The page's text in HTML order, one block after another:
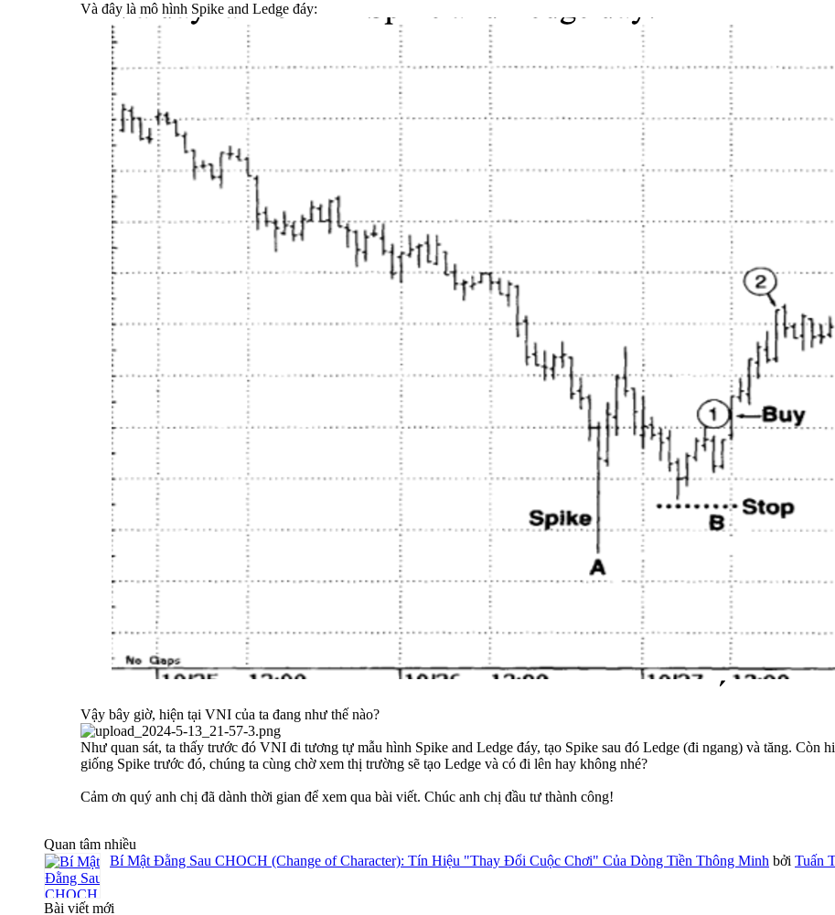
Và đây là mô hình Spike and Ledge đáy:
Vậy bây giờ, hiện tại VNI của ta đang như thế nào?
Như quan sát, ta thấy trước đó VNI đi tương tự mẫu hình Spike and Ledge đáy, tạo Spike sau đó Ledge (đi ngang) và tăng. Còn
giống Spike trước đó, chúng ta cùng chờ xem thị trường sẽ tạo Ledge và có đi lên hay không nhé?
Cảm ơn quý anh chị đã dành thời gian để xem qua bài viết. Chúc anh chị đầu tư thành công!
Quan tâm nhiều
Bí Mật Đằng Sau CHOCH (Change of Character): Tín Hiệu "Thay Đổi Cuộc Chơi" Của Dòng Tiền Thông Minh bởi Tuấn
Bài viết mới